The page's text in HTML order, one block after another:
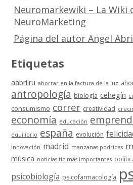
Neuromarkewiki – La Wiki
NeuroMarketing
Página del autor Angel
Etiquetas
aabrilru ahorrar en la factura de la luz
antropología biología cehegín
consumismo correr creatividad
economía educación
equilibrio españa evolución
innovación madrid manzanas podridas
música noticias tic más importantes
psicobiología psicofarmacología